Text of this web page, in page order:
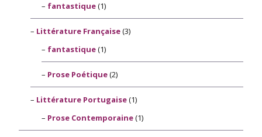
fantastique(1)
Littérature Française(3)
fantastique(1)
Prose Poétique(2)
Littérature Portugaise(1)
Prose Contemporaine(1)